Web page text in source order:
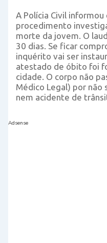
A Polícia Civil
procedimento
morte da jovem. O
30 dias. Se ficar
inquérito vai ser
atestado de óbito foi
cidade. O corpo não
Médico Legal) por
nem acidente de
Adsense